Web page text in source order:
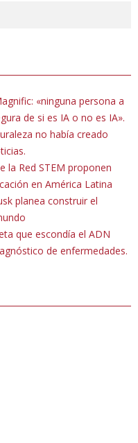
«ninguna persona a
de si es IA o no es IA».
no había creado
la Red STEM proponen
en América Latina
planea construir el
que escondía el ADN
de enfermedades.